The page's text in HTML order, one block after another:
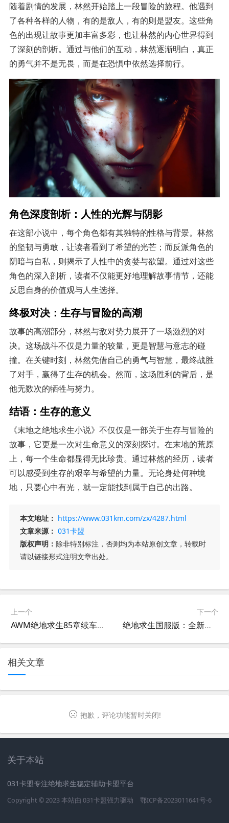
随着剧情的发展，林然开始踏上一段冒险的旅程。他遇到
了各种各样的人物，有的是敌人，有的则是盟友。这些角
色的出现让故事更加丰富多彩，也让林然的内心世界得到
了深刻的剖析。通过与他们的互动，林然逐渐明白，真正
的勇气并不是无畏，而是在恐惧中依然选择前行。
角色深度剖析：人性的光辉与阴影
在这部小说中，每个角色都有其独特的性格与背景。林然
的坚韧与勇敢，让读者看到了希望的光芒；而反派角色的
阴暗与自私，则揭示了人性中的贪婪与欲望。通过对这些
角色的深入剖析，读者不仅能更好地理解故事情节，还能
反思自身的价值观与人生选择。
终极对决：生存与冒险的高潮
故事的高潮部分，林然与敌对势力展开了一场激烈的对
决。这场战斗不仅是力量的较量，更是智慧与意志的碰
撞。在关键时刻，林然凭借自己的勇气与智慧，最终战胜
了对手，赢得了生存的机会。然而，这场胜利的背后，是
他无数次的牺牲与努力。
结语：生存的意义
《末地之绝地求生小说》不仅仅是一部关于生存与冒险的
故事，它更是一次对生命意义的深刻探讨。在末地的荒原
上，每一个生命都显得无比珍贵。通过林然的经历，读者
可以感受到生存的艰辛与希望的力量。无论身处何种境
地，只要心中有光，就一定能找到属于自己的出路。
本文地址： https://www.031km.com/zx/4287.html
文章来源： 031卡盟
版权声明： 除非特别标注，否则均为本站原创文章，转载时
请以链接形式注明文章出处。
上一个
AWM绝地求生85章续车攻略-AWM绝地求生85章续车详细解析与技巧分享
下一个
绝地求生国服版：全新玩法与体验-绝地求生国服版最新版本游戏评测与攻略
相关文章
抱歉，评论功能暂时关闭!
关于本站
031卡盟专注绝地求生稳定辅助卡盟平台
Copyright © 2023 本站由 031卡盟强力驱动 鄂ICP备2023011641号-6